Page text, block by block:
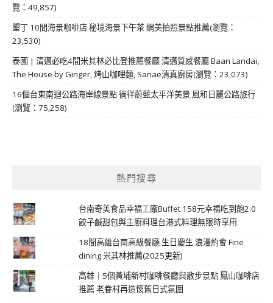
覽：49,857)
墾丁 10間海景咖啡店 秘境海景下午茶 網美拍照景點推薦(瀏覽：
23,530)
泰國 | 清邁必吃4間米其林必比登推薦餐廳 清邁質感餐廳 Baan Landai,
The House by Ginger, 烤山咖哩麵, Sanae清真廚房(瀏覽：23,073)
16個台東南迴公路海岸線景點 徜徉蔚藍太平洋美景 風和日麗公路旅行
(瀏覽：75,258)
熱門搜尋
台南奇美食品幸福工廠Buffet 158元幸福吃到飽2.0
餃子鹹甜包與主廚料理台港式料理無限時享用
18間高雄台南高級餐廳 生日慶生 浪漫約會 Fine
dining 米其林推薦(2025更新)
高雄｜5個黃埔新村咖啡餐廳與散步景點 鳳山咖啡店
推薦 老眷村再造懷舊日式氛圍